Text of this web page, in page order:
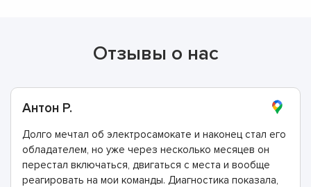
Отзывы о нас
Антон Р.
Долго мечтал об электросамокате и наконец стал его
обладателем, но уже через несколько месяцев он
перестал включаться, двигаться с места и вообще
реагировать на мои команды. Диагностика показала,